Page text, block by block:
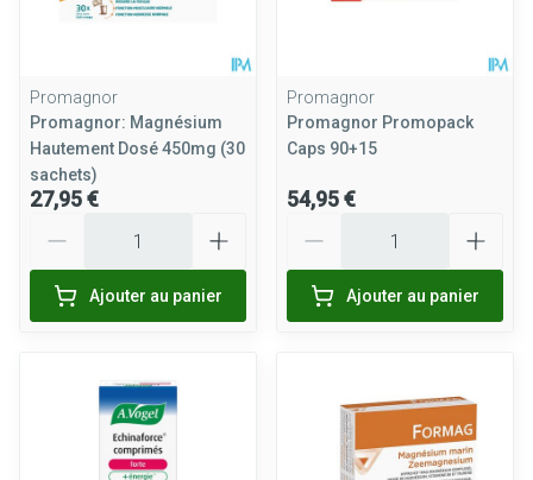
Promagnor
Promagnor: Magnésium
Hautement Dosé 450mg (30
sachets)
27,95 €
Ajouter au panier
Promagnor
Promagnor Promopack
Caps 90+15
54,95 €
Ajouter au panier